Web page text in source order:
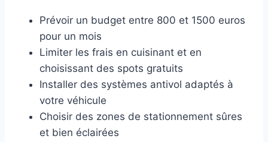
Prévoir un budget entre 800 et 1500 euros
pour un mois
Limiter les frais en cuisinant et en
choisissant des spots gratuits
Installer des systèmes antivol adaptés à
votre véhicule
Choisir des zones de stationnement sûres
et bien éclairées